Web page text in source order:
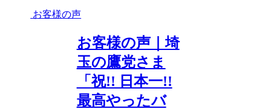
お客様の声
お客様の声｜埼
玉の鷹党さま
「祝!! 日本一!!
最高やったバ